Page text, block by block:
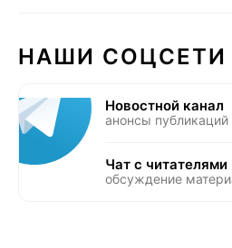
НАШИ СОЦСЕТИ
Новостной канал
анонсы публикаций
Чат с читателями
обсуждение